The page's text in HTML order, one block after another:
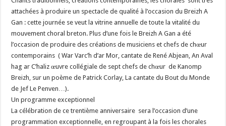
attachées à produire un spectacle de qualité à l’occasion du Breizh A
Gan : cette journée se veut la vitrine annuelle de toute la vitalité du
mouvement choral breton. Plus d’une fois le Breizh A Gan a été
l’occasion de produire des créations de musiciens et chefs de chœur
contemporains ( War Varc’h d’ar Mor, cantate de René Abjean, An Aval
hag ar C’haliz œuvre collégiale de sept chefs de chœur de Kanomp
Breizh, sur un poème de Patrick Corlay, La cantate du Bout du Monde
de Jef Le Penven…).
Un programme exceptionnel
La célébration de ce trentième anniversaire sera l’occasion d’une
programmation exceptionnelle, en regroupant à la fois les chorales